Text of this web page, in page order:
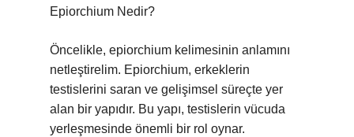
Epiorchium Nedir?
Öncelikle, epiorchium kelimesinin anlamını
netleştirelim. Epiorchium, erkeklerin
testislerini saran ve gelişimsel süreçte yer
alan bir yapıdır. Bu yapı, testislerin vücuda
yerleşmesinde önemli bir rol oynar.